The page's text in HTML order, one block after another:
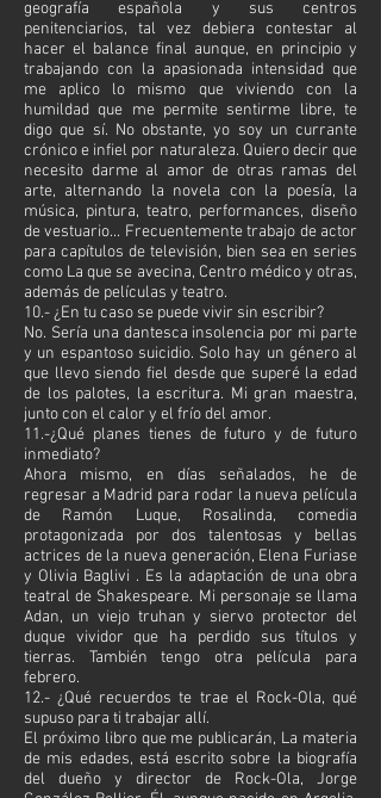
geografía española y sus centros
penitenciarios, tal vez debiera contestar al
hacer el balance final aunque, en principio y
trabajando con la apasionada intensidad que
me aplico lo mismo que viviendo con la
humildad que me permite sentirme libre, te
digo que sí. No obstante, yo soy un currante
crónico e infiel por naturaleza. Quiero decir que
necesito darme al amor de otras ramas del
arte, alternando la novela con la poesía, la
música, pintura, teatro, performances, diseño
de vestuario... Frecuentemente trabajo de actor
para capítulos de televisión, bien sea en series
como La que se avecina, Centro médico y otras,
además de películas y teatro.
10.- ¿En tu caso se puede vivir sin escribir?
No. Sería una dantesca insolencia por mi parte
y un espantoso suicidio. Solo hay un género al
que llevo siendo fiel desde que superé la edad
de los palotes, la escritura. Mi gran maestra,
junto con el calor y el frío del amor.
11.-¿Qué planes tienes de futuro y de futuro
inmediato?
Ahora mismo, en días señalados, he de
regresar a Madrid para rodar la nueva película
de Ramón Luque, Rosalinda, comedia
protagonizada por dos talentosas y bellas
actrices de la nueva generación, Elena Furiase
y Olivia Baglivi . Es la adaptación de una obra
teatral de Shakespeare. Mi personaje se llama
Adan, un viejo truhan y siervo protector del
duque vividor que ha perdido sus títulos y
tierras. También tengo otra película para
febrero.
12.- ¿Qué recuerdos te trae el Rock-Ola, qué
supuso para ti trabajar allí.
El próximo libro que me publicarán, La materia
de mis edades, está escrito sobre la biografía
del dueño y director de Rock-Ola, Jorge